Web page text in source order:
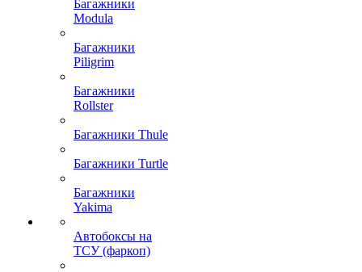
Багажники
Modula
Багажники
Piligrim
Багажники
Rollster
Багажники Thule
Багажники Turtle
Багажники
Yakima
Автобоксы на
ТСУ (фаркоп)